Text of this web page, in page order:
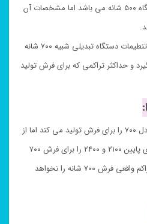
این نوع دستگاه بافنده همان دستگاه ۵۰۰ شانه می باشد اما مشخصات آن
ولی هرچقدر هم که مشخصات و تنطیمات دستگاه تبدیلی شبیه ۷۰۰ شانه
شانه را نمیگیرد و حداکثر تراکمی که برای فرش تولید
دستگاه تکسیما دقیقا شانه ای معادل ۷۰۰ را برای فرش تولید می کند اما از
نظر تراکم فقط می تواند تراکم های پایین ۲۱۰۰ و ۲۴۰۰ را برای فرش ۷۰۰
انجام دهد. بنابراین این دستگاه تراکم واقعی فرش ۷۰۰ شانه را نخواهد